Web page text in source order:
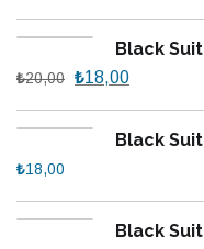
Black Suit
₺20,00 ₺18,00
Black Suit
₺18,00
Black Suit